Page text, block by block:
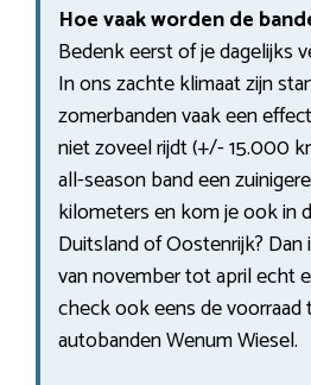
Hoe vaak worden de
Bedenk eerst of je dagelijks
In ons zachte klimaat zijn
zomerbanden vaak een
niet zoveel rijdt (+/- 15.000
all-season band een
kilometers en kom je ook in
Duitsland of Oostenrijk?
van november tot april echt
check ook eens de voorraad
autobanden Wenum Wiesel.